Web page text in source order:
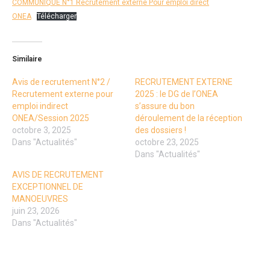
COMMUNIQUE N°1 Recrutement externe Pour emploi direct
ONEA
Télécharger
Similaire
Avis de recrutement N°2 /
Recrutement externe pour
emploi indirect
ONEA/Session 2025
octobre 3, 2025
Dans "Actualités"
RECRUTEMENT EXTERNE
2025 : le DG de l’ONEA
s’assure du bon
déroulement de la réception
des dossiers !
octobre 23, 2025
Dans "Actualités"
AVIS DE RECRUTEMENT
EXCEPTIONNEL DE
MANOEUVRES
juin 23, 2026
Dans "Actualités"